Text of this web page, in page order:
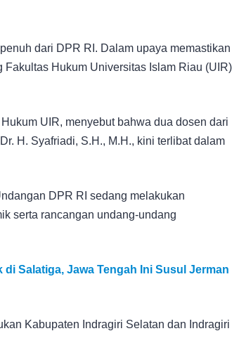
dari DPR RI. Dalam upaya memastikan
Hukum Universitas Islam Riau (UIR)
UIR, menyebut bahwa dua dosen dari
H. Syafriadi, S.H., M.H., kini terlibat dalam
DPR RI sedang melakukan
serta rancangan undang-undang
di Salatiga, Jawa Tengah Ini Susul Jerman
Kabupaten Indragiri Selatan dan Indragiri